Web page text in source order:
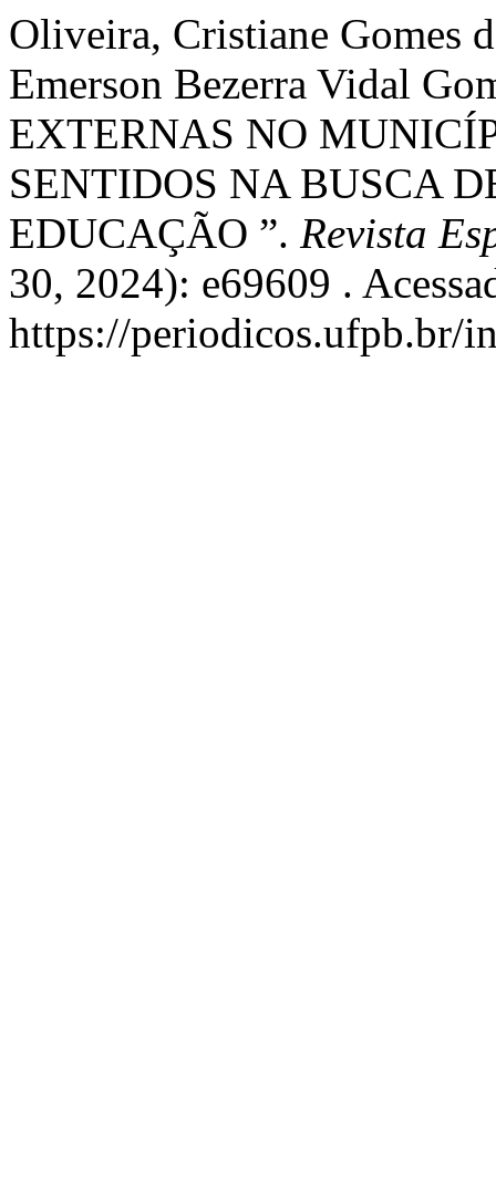
Oliveira, Cristiane Gomes
Emerson Bezerra Vidal
EXTERNAS NO
SENTIDOS NA BUSCA
EDUCAÇÃO ”. Revista
30, 2024): e69609 .
https://periodicos.ufpb.br/